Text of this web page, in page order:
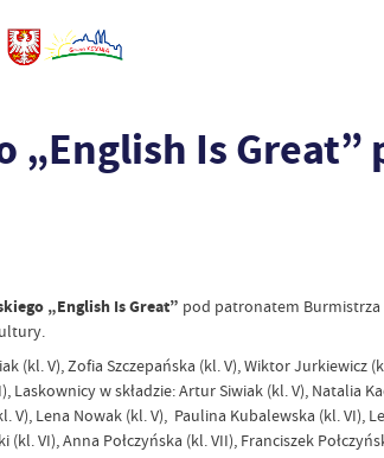
„English Is Great”
„English Is Great” pod patronatem Burmistrza
(kl. V), Zofia Szczepańska (kl. V), Wiktor Jurkiewicz
w składzie: Artur Siwiak (kl. V), Natalia
Lena Nowak (kl. V), Paulina Kubalewska (kl. VI),
VI), Anna Połczyńska (kl. VII), Franciszek